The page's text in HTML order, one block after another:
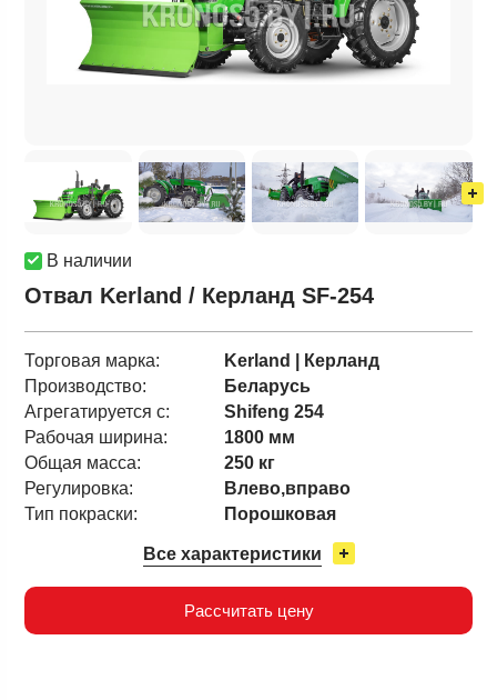
В наличии
Отвал Kerland / Керланд SF-254
Торговая марка:
Kerland | Керланд
Производство:
Беларусь
Агрегатируется с:
Shifeng 254
Рабочая ширина:
1800 мм
Общая масса:
250 кг
Регулировка:
Влево,вправо
Тип покраски:
Порошковая
Все характеристики
Рассчитать цену